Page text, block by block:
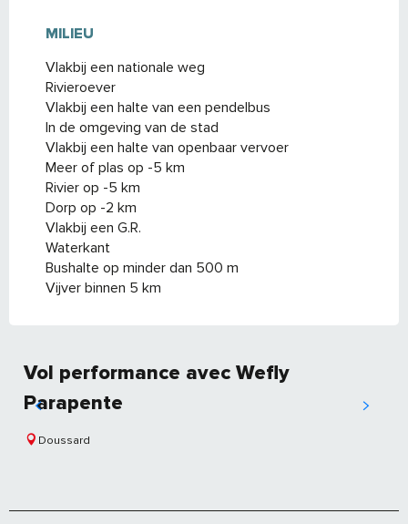
MILIEU
MILIEU
Vlakbij een nationale weg
Rivieroever
Vlakbij een halte van een pendelbus
In de omgeving van de stad
Vlakbij een halte van openbaar vervoer
Meer of plas op -5 km
Rivier op -5 km
Dorp op -2 km
Vlakbij een G.R.
Waterkant
Bushalte op minder dan 500 m
Vijver binnen 5 km
Vol performance avec Wefly
Parapente
Doussard